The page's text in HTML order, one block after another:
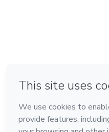
Feito com ❤ na Cidade do